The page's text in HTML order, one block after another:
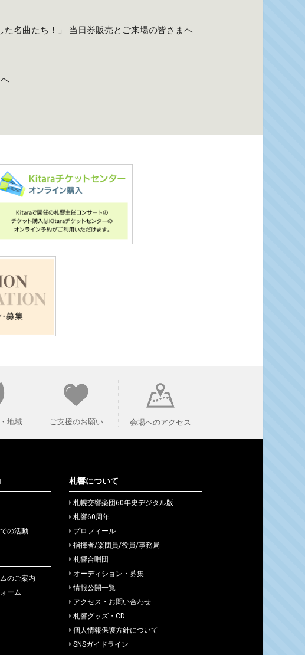
た名曲たち！」 当日券販売とご来場の皆さまへ
地域 ご支援のお願い 会場へのアクセス
の活動
のご案内
ーム
札響について
札幌交響楽団60年史デジタル版
札響60周年
プロフィール
指揮者/楽団員/役員/事務局
札響合唱団
オーディション・募集
情報公開一覧
アクセス・お問い合わせ
札響グッズ・CD
個人情報保護方針について
SNSガイドライン